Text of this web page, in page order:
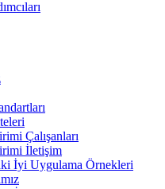
Çalışanları
İletişim
İyi Uygulama Örnekleri